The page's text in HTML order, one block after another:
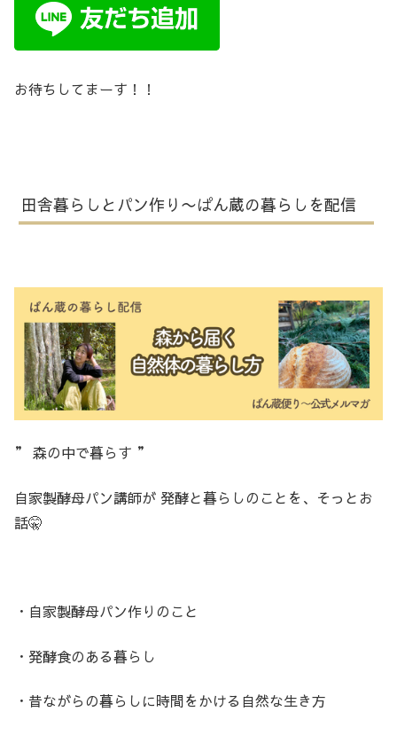
お待ちしてまーす！！
田舎暮らしとパン作り〜ぱん蔵の暮らしを配信
” 森の中で暮らす ”
自家製酵母パン講師が 発酵と暮らしのことを、そっとお
話🤫
・自家製酵母パン作りのこと
・発酵食のある暮らし
・昔ながらの暮らしに時間をかける自然な生き方